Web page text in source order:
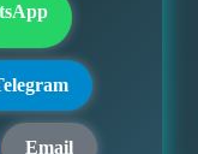
Email